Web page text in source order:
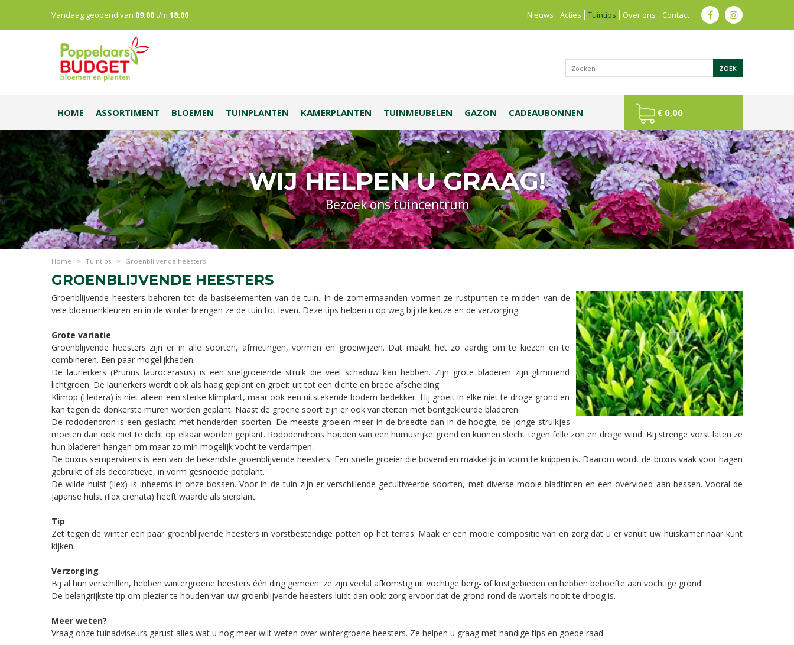
WIJ HELPEN U GRAAG!
Bezoek ons tuincentrum
Home > Tuintips > Groenblijvende heesters
Vandaag geopend van 09:00t/m 18:00 Nieuws Acties Tuintips Over ons Contact
HOME ASSORTIMENT BLOEMEN TUINPLANTEN KAMERPLANTEN TUINMEUBELEN GAZON CADEAUBONNEN € 0,00
GROENBLIJVENDE HEESTERS
Groenblijvende heesters behoren tot de basiselementen van de tuin. In de zomermaanden vormen ze rustpunten te midden van de
vele bloemenkleuren en in de winter brengen ze de tuin tot leven. Deze tips helpen u op weg bij de keuze en de verzorging.
Grote variatie
Groenblijvende heesters zijn er in alle soorten, afmetingen, vormen en groeiwijzen. Dat maakt het zo aardig om te kiezen en te
combineren. Een paar mogelijkheden:
De laurierkers (Prunus laurocerasus) is een snelgroeiende struik die veel schaduw kan hebben. Zijn grote bladeren zijn glimmend
lichtgroen. De laurierkers wordt ook als haag geplant en groeit uit tot een dichte en brede afscheiding.
Klimop (Hedera) is niet alleen een sterke klimplant, maar ook een uitstekende bodem-bedekker. Hij groeit in elke niet te droge grond en
kan tegen de donkerste muren worden geplant. Naast de groene soort zijn er ook variëteiten met bontgekleurde bladeren.
De rododendron is een geslacht met honderden soorten. De meeste groeien meer in de breedte dan in de hoogte; de jonge struikjes
moeten dan ook niet te dicht op elkaar worden geplant. Rododendrons houden van een humusrijke grond en kunnen slecht tegen felle zon en droge wind. Bij strenge vorst laten ze
hun bladeren hangen om maar zo min mogelijk vocht te verdampen.
De buxus sempervirens is een van de bekendste groenblijvende heesters. Een snelle groeier die bovendien makkelijk in vorm te knippen is. Daarom wordt de buxus vaak voor hagen
gebruikt of als decoratieve, in vorm gesnoeide potplant.
De wilde hulst (Ilex) is inheems in onze bossen. Voor in de tuin zijn er verschillende gecultiveerde soorten, met diverse mooie bladtinten en een overvloed aan bessen. Vooral de
Japanse hulst (Ilex crenata) heeft waarde als sierplant.
Tip
Zet tegen de winter een paar groenblijvende heesters in vorstbestendige potten op het terras. Maak er een mooie compositie van en zorg dat u er vanuit uw huiskamer naar kunt
kijken.
Verzorging
Bij al hun verschillen, hebben wintergroene heesters één ding gemeen: ze zijn veelal afkomstig uit vochtige berg- of kustgebieden en hebben behoefte aan vochtige grond.
De belangrijkste tip om plezier te houden van uw groenblijvende heesters luidt dan ook: zorg ervoor dat de grond rond de wortels nooit te droog is.
Meer weten?
Vraag onze tuinadviseurs gerust alles wat u nog meer wilt weten over wintergroene heesters. Ze helpen u graag met handige tips en goede raad.